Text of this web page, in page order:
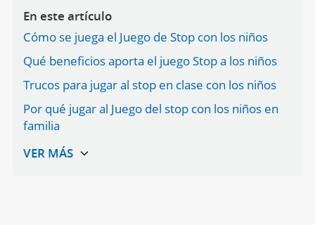
En este artículo
Cómo se juega el Juego de Stop con los niños
Qué beneficios aporta el juego Stop a los niños
Trucos para jugar al stop en clase con los niños
Por qué jugar al Juego del stop con los niños en
familia